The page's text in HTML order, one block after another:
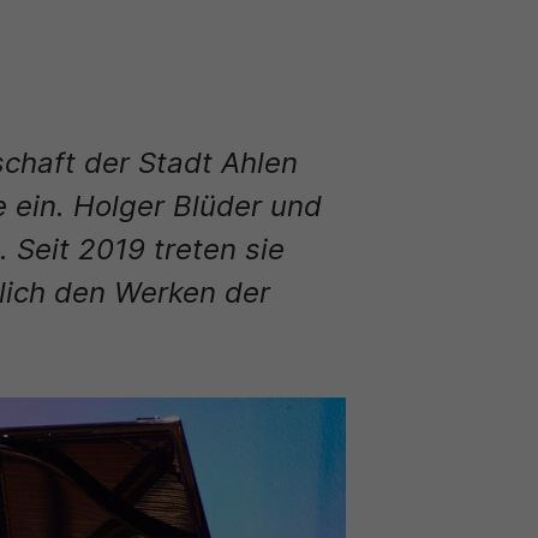
der Stadt Ahlen
ein. Holger Blüder und
Seit 2019 treten sie
den Werken der